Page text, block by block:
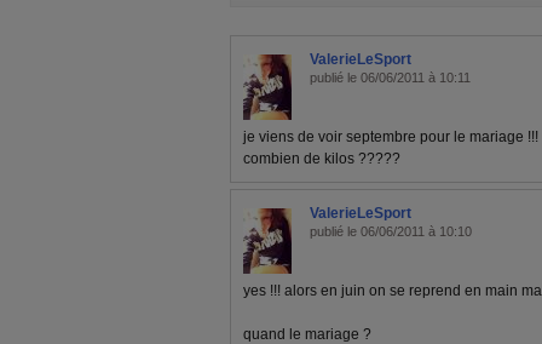
ValerieLeSport
publié le 06/06/2011 à 10:11
je viens de voir septembre pour le mariage !!!
combien de kilos ?????
ValerieLeSport
publié le 06/06/2011 à 10:10
yes !!! alors en juin on se reprend en main
quand le mariage ?